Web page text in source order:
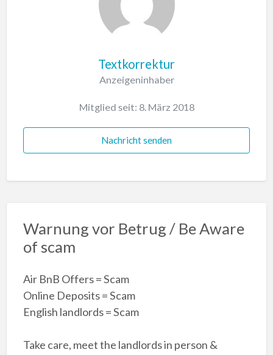
Textkorrektur
Anzeigeninhaber
Mitglied seit: 8. März 2018
Nachricht senden
Warnung vor Betrug / Be Aware
of scam
Air BnB Offers = Scam
Online Deposits = Scam
English landlords = Scam
Take care, meet the landlords in person &